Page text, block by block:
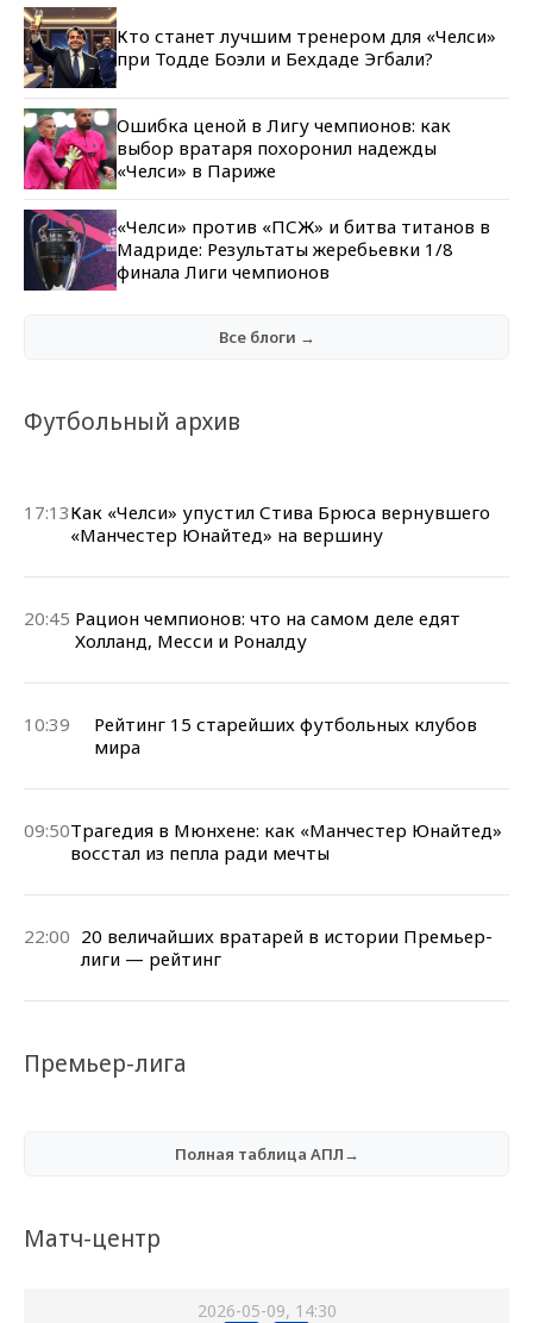
Кто станет лучшим тренером для «Челси»
при Тодде Боэли и Бехдаде Эгбали?
Ошибка ценой в Лигу чемпионов: как
выбор вратаря похоронил надежды
«Челси» в Париже
«Челси» против «ПСЖ» и битва титанов в
Мадриде: Результаты жеребьевки 1/8
финала Лиги чемпионов
Все блоги →
Футбольный архив
17:13Как «Челси» упустил Стива Брюса вернувшего
«Манчестер Юнайтед» на вершину
20:45 Рацион чемпионов: что на самом деле едят
Холланд, Месси и Роналду
10:39
Рейтинг 15 старейших футбольных клубов
мира
09:50Трагедия в Мюнхене: как «Манчестер Юнайтед»
восстал из пепла ради мечты
22:00 20 величайших вратарей в истории Премьер-
лиги — рейтинг
Премьер-лига
Полная таблица АПЛ→
Матч-центр
2026-05-09, 14:30